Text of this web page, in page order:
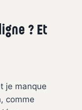
? Et
je manque
comme